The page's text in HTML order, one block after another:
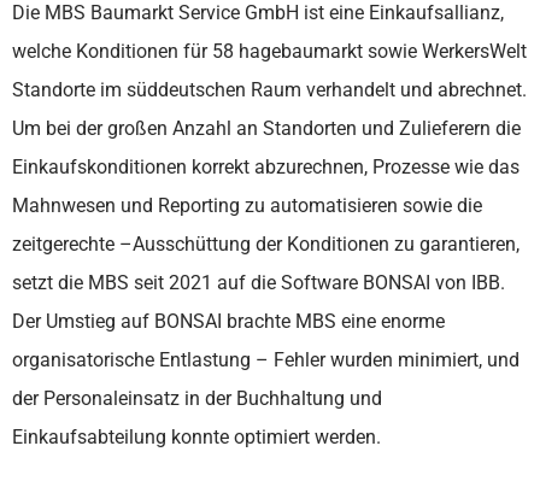
Die MBS Baumarkt Service GmbH ist eine Einkaufsallianz,
welche Konditionen für 58 hagebaumarkt sowie WerkersWelt
Standorte im süddeutschen Raum verhandelt und abrechnet.
Um bei der großen Anzahl an Standorten und Zulieferern die
Einkaufskonditionen korrekt abzurechnen, Prozesse wie das
Mahnwesen und Reporting zu automatisieren sowie die
zeitgerechte –Ausschüttung der Konditionen zu garantieren,
setzt die MBS seit 2021 auf die Software BONSAI von IBB.
Der Umstieg auf BONSAI brachte MBS eine enorme
organisatorische Entlastung – Fehler wurden minimiert, und
der Personaleinsatz in der Buchhaltung und
Einkaufsabteilung konnte optimiert werden.